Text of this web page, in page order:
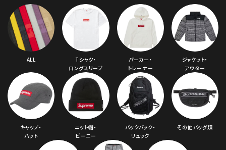
ALL
Tシャツ・
ロングスリーブ
パーカー・
トレーナー
ジャケット・
アウター
キャップ・
ハット
ニット帽・
ビーニー
バックパック・
リュック
その他バッグ類